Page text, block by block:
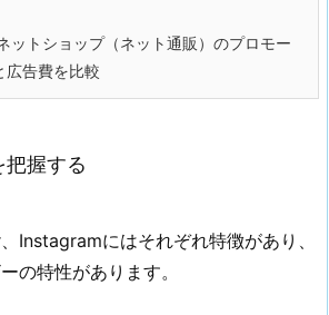
ットショップ（ネット通販）のプロモー
広告費を比較
握する
Instagramにはそれぞれ特徴があり、
の特性があります。